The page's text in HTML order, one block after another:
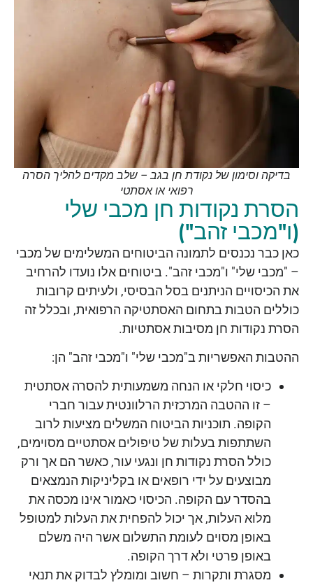
בדיקה וסימון של נקודת חן בגב – שלב מקדים להליך הסרה
רפואי או אסתטי
הסרת נקודות חן מכבי שלי
(ו"מכבי זהב")
כאן כבר נכנסים לתמונה הביטוחים המשלימים של מכבי
– "מכבי שלי" ו"מכבי זהב". ביטוחים אלו נועדו להרחיב
את הכיסויים הניתנים בסל הבסיסי, ולעיתים קרובות
כוללים הטבות בתחום האסתטיקה הרפואית, ובכלל זה
הסרת נקודות חן מסיבות אסתטיות.
ההטבות האפשריות ב"מכבי שלי" ו"מכבי זהב" הן:
כיסוי חלקי או הנחה משמעותית להסרה אסתטית
– זו ההטבה המרכזית הרלוונטית עבור חברי
הקופה. תוכניות הביטוח המשלים מציעות לרוב
השתתפות בעלות של טיפולים אסתטיים מסוימים,
כולל הסרת נקודות חן ונגעי עור, כאשר הם אך ורק
מבוצעים על ידי רופאים או בקליניקות הנמצאים
בהסדר עם הקופה. הכיסוי כאמור אינו מכסה את
מלוא העלות, אך יכול להפחית את העלות למטופל
באופן מסוים לעומת התשלום אשר היה משלם
באופן פרטי ולא דרך הקופה.
מסגרת ותקרות – חשוב ומומלץ לבדוק את תנאי